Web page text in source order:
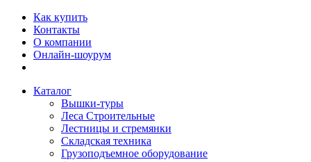
Как купить
Контакты
О компании
Онлайн-шоурум
Каталог
Вышки-туры
Леса Строительные
Лестницы и стремянки
Складская техника
Грузоподъемное оборудование